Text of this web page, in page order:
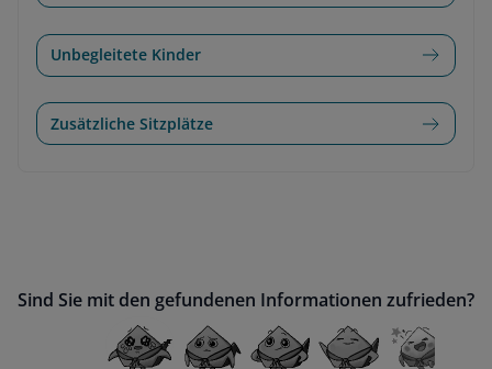
Unbegleitete Kinder
Zusätzliche Sitzplätze
Sind Sie mit den gefundenen Informationen zufrieden?